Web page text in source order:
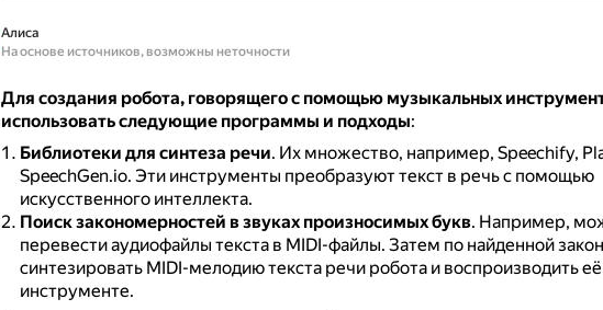
Алиса
На основе источников, возможны неточности
Для создания робота, говорящего с помощью музыкальных
использовать следующие программы и подходы:
Библиотеки для синтеза речи. Их множество, например, Speechify,
SpeechGen.io. Эти инструменты преобразуют текст в речь с помощью
искусственного интеллекта.
Поиск закономерностей в звуках произносимых букв. Например,
перевести аудиофайлы текста в MIDI-файлы. Затем по найденной
синтезировать MIDI-мелодию текста речи робота и воспроизводить
инструменте.